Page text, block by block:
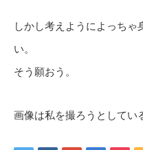
しかし考えようによっち
い。
そう願おう。
画像は私を撮ろうとしてい